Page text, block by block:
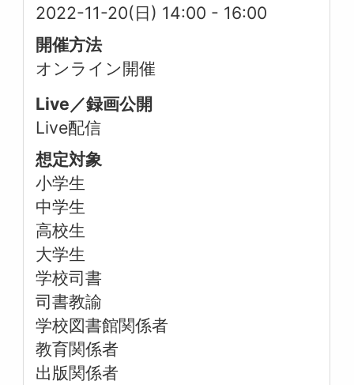
2022-11-20(日) 14:00 - 16:00
開催方法
オンライン開催
Live／録画公開
Live配信
想定対象
小学生
中学生
高校生
大学生
学校司書
司書教諭
学校図書館関係者
教育関係者
出版関係者